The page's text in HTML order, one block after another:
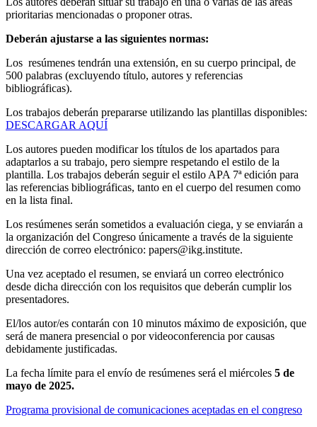
prioritarias mencionadas o proponer otras.
Deberán ajustarse a las siguientes normas:
Los resúmenes tendrán una extensión, en su cuerpo principal, de
500 palabras (excluyendo título, autores y referencias
bibliográficas).
Los trabajos deberán prepararse utilizando las plantillas disponibles:
DESCARGAR AQUÍ
Los autores pueden modificar los títulos de los apartados para
adaptarlos a su trabajo, pero siempre respetando el estilo de la
plantilla. Los trabajos deberán seguir el estilo APA 7ª edición para
las referencias bibliográficas, tanto en el cuerpo del resumen como
en la lista final.
Los resúmenes serán sometidos a evaluación ciega, y se enviarán a
la organización del Congreso únicamente a través de la siguiente
dirección de correo electrónico: papers@ikg.institute.
Una vez aceptado el resumen, se enviará un correo electrónico
desde dicha dirección con los requisitos que deberán cumplir los
presentadores.
El/los autor/es contarán con 10 minutos máximo de exposición, que
será de manera presencial o por videoconferencia por causas
debidamente justificadas.
La fecha límite para el envío de resúmenes será el miércoles 5 de
mayo de 2025.
Programa provisional de comunicaciones aceptadas en el congreso